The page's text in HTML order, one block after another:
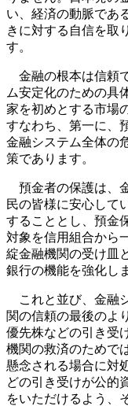
い、経済の動脈であ
きに対する自信を取
す。
金融の根本は信頼
ム安定化のための具
家を初めとする市場
すなわち、第一に、
金融システム全体の
策であります。
預金者の保護は、
民の皆様に安心して
することとし、預金
対象を信用組合から
綻金融機関の受け皿
銀行の機能を強化し
これと並び、金融
関の信頼の最後のよ
優先株などの引き受
機関の救済のためで
懸念される場合に対
どの引き受けが公的
をいただけるよう、